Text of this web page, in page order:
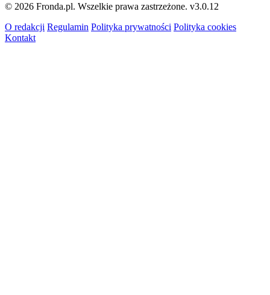
© 2026 Fronda.pl. Wszelkie prawa zastrzeżone. v3.0.12
O redakcji Regulamin Polityka prywatności Polityka cookies
Kontakt